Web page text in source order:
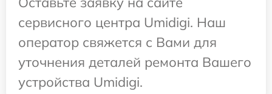
сервисного центра Umidigi. Наш
оператор свяжется с Вами для
уточнения деталей ремонта Вашего
устройства Umidigi.